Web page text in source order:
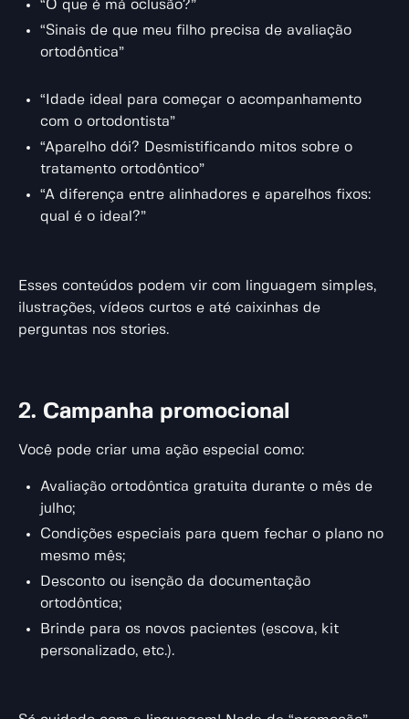
“O que é má oclusão?”
“Sinais de que meu filho precisa de avaliação
ortodôntica”
“Idade ideal para começar o acompanhamento
com o ortodontista”
“Aparelho dói? Desmistificando mitos sobre o
tratamento ortodôntico”
“A diferença entre alinhadores e aparelhos fixos:
qual é o ideal?”
Esses conteúdos podem vir com linguagem simples,
ilustrações, vídeos curtos e até caixinhas de
perguntas nos stories.
2. Campanha promocional
Você pode criar uma ação especial como:
Avaliação ortodôntica gratuita durante o mês de
julho;
Condições especiais para quem fechar o plano no
mesmo mês;
Desconto ou isenção da documentação
ortodôntica;
Brinde para os novos pacientes (escova, kit
personalizado, etc.).